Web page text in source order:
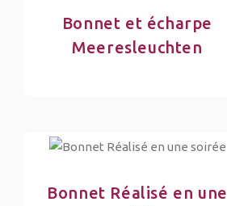
Bonnet et écharpe
Meeresleuchten
Bonnet Réalisé en une